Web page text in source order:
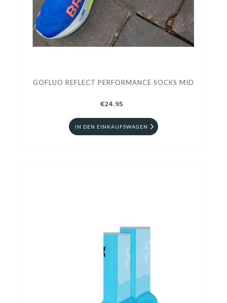
GOFLUO REFLECT PERFORMANCE SOCKS MID
€24.95
IN DEN EINKAUFSWAGEN